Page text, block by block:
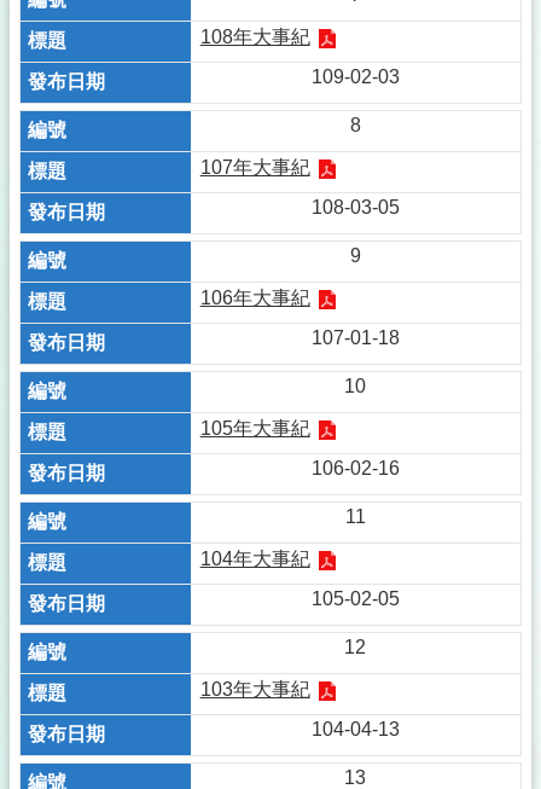
108年大事紀
109-02-03
8
107年大事紀
108-03-05
9
106年大事紀
107-01-18
10
105年大事紀
106-02-16
11
104年大事紀
105-02-05
12
103年大事紀
104-04-13
13